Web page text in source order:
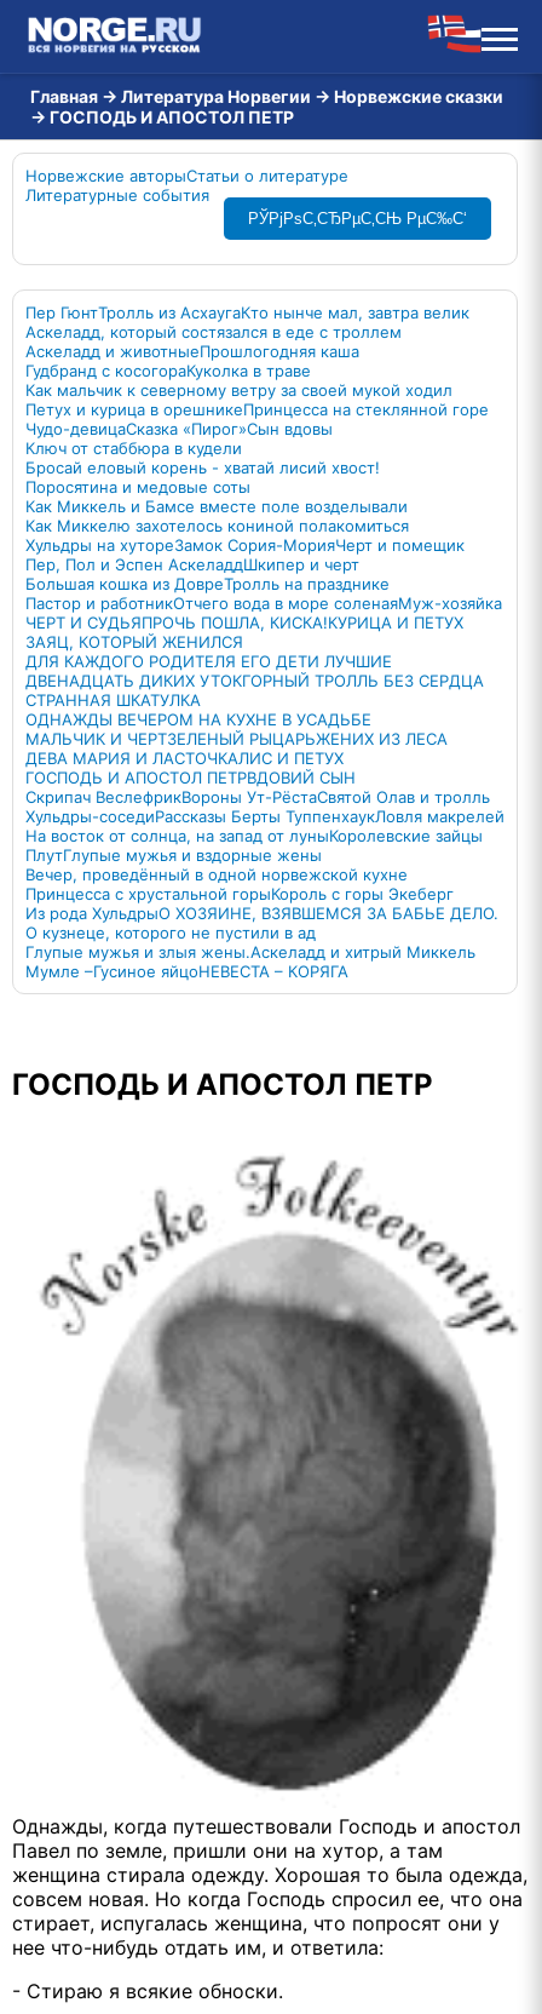
Главная → Литература Норвегии → Норвежские сказки
→ ГОСПОДЬ И АПОСТОЛ ПЕТР
Норвежские авторыСтатьи о литературе
Литературные события
РЎРјРѕС‚СЂРµС‚СЊ РµС‰С‘
Пер ГюнтТролль из АсхаугаКто нынче мал, завтра велик
Аскеладд, который состязался в еде с троллем
Аскеладд и животныеПрошлогодняя каша
Гудбранд с косогораКуколка в траве
Как мальчик к северному ветру за своей мукой ходил
Петух и курица в орешникеПринцесса на стеклянной горе
Чудо-девицаСказка «Пирог»Сын вдовы
Ключ от стаббюра в кудели
Бросай еловый корень - хватай лисий хвост!
Поросятина и медовые соты
Как Миккель и Бамсе вместе поле возделывали
Как Миккелю захотелось кониной полакомиться
Хульдры на хутореЗамок Сория-МорияЧерт и помещик
Пер, Пол и Эспен АскеладдШкипер и черт
Большая кошка из ДовреТролль на празднике
Пастор и работникОтчего вода в море соленаяМуж-хозяйка
ЧЕРТ И СУДЬЯПРОЧЬ ПОШЛА, КИСКА!КУРИЦА И ПЕТУХ
ЗАЯЦ, КОТОРЫЙ ЖЕНИЛСЯ
ДЛЯ КАЖДОГО РОДИТЕЛЯ ЕГО ДЕТИ ЛУЧШИЕ
ДВЕНАДЦАТЬ ДИКИХ УТОКГОРНЫЙ ТРОЛЛЬ БЕЗ СЕРДЦА
СТРАННАЯ ШКАТУЛКА
ОДНАЖДЫ ВЕЧЕРОМ НА КУХНЕ В УСАДЬБЕ
МАЛЬЧИК И ЧЕРТЗЕЛЕНЫЙ РЫЦАРЬЖЕНИХ ИЗ ЛЕСА
ДЕВА МАРИЯ И ЛАСТОЧКАЛИС И ПЕТУХ
ГОСПОДЬ И АПОСТОЛ ПЕТРВДОВИЙ СЫН
Скрипач ВеслефрикВороны Ут-РёстаСвятой Олав и тролль
Хульдры-соседиРассказы Берты ТуппенхаукЛовля макрелей
На восток от солнца, на запад от луныКоролевские зайцы
ПлутГлупые мужья и вздорные жены
Вечер, проведённый в одной норвежской кухне
Принцесса с хрустальной горыКороль с горы Экеберг
Из рода ХульдрыО ХОЗЯИНЕ, ВЗЯВШЕМСЯ ЗА БАБЬЕ ДЕЛО.
О кузнеце, которого не пустили в ад
Глупые мужья и злыя жены.Аскеладд и хитрый Миккель
Мумле –Гусиное яйцоНЕВЕСТА – КОРЯГА
ГОСПОДЬ И АПОСТОЛ ПЕТР
Однажды, когда путешествовали Господь и апостол
Павел по земле, пришли они на хутор, а там
женщина стирала одежду. Хорошая то была одежда,
совсем новая. Но когда Господь спросил ее, что она
стирает, испугалась женщина, что попросят они у
нее что-нибудь отдать им, и ответила:
- Стираю я всякие обноски.